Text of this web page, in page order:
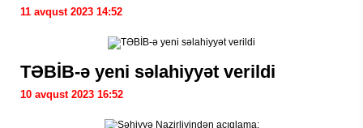
11 avqust 2023 14:52
TƏBİB-ə yeni səlahiyyət verildi
10 avqust 2023 16:52